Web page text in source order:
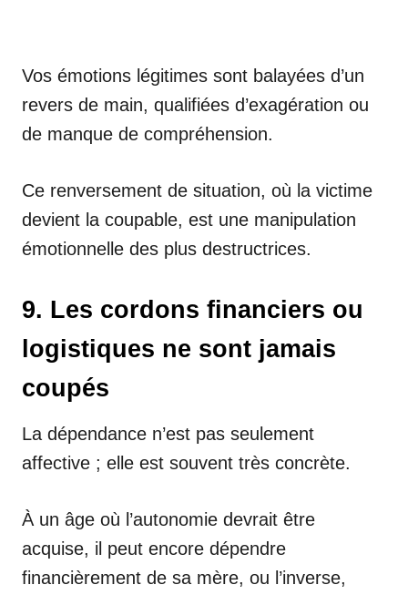
Vos émotions légitimes sont balayées d’un
revers de main, qualifiées d’exagération ou
de manque de compréhension.
Ce renversement de situation, où la victime
devient la coupable, est une manipulation
émotionnelle des plus destructrices.
9. Les cordons financiers ou
logistiques ne sont jamais
coupés
La dépendance n’est pas seulement
affective ; elle est souvent très concrète.
À un âge où l’autonomie devrait être
acquise, il peut encore dépendre
financièrement de sa mère, ou l’inverse,